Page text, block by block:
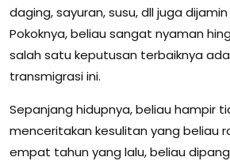
daging, sayuran, susu, dll juga
Pokoknya, beliau sangat nyaman
salah satu keputusan terbaiknya
transmigrasi ini.
Sepanjang hidupnya, beliau hampir
menceritakan kesulitan yang beliau
empat tahun yang lalu, beliau